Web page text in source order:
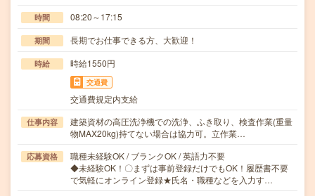
時間 08:20～17:15
期間 長期でお仕事できる方、大歓迎！
時給 時給1550円
交通費
交通費規定内支給
仕事内容
建築資材の高圧洗浄機での洗浄、ふき取り、検査作業(重量
物MAX20kg)持てない場合は協力可。立作業…
応募資格
職種未経験OK / ブランクOK / 英語力不要
◆未経験OK！〇まずは事前登録だけでもOK！履歴書不要
で気軽にオンライン登録★氏名・職種などを入力す…